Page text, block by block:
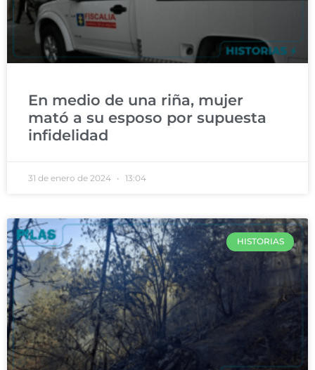
En medio de una riña, mujer
mató a su esposo por supuesta
infidelidad
31 de enero de 2024 13:04
HISTORIAS